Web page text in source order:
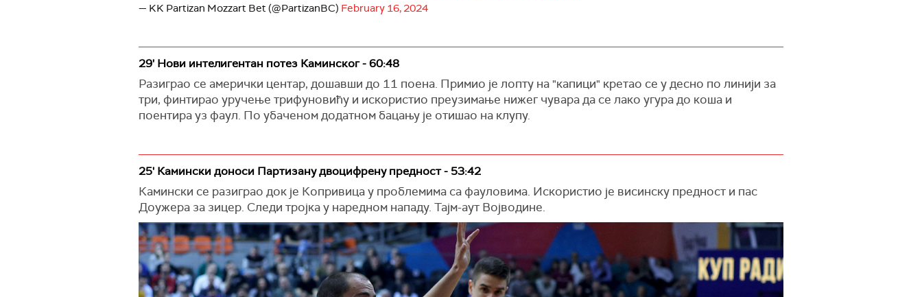
— KK Partizan Mozzart Bet (@PartizanBC) February 16, 2024
29' Нови интелигентан потез Каминског - 60:48
Разиграо се амерички центар, дошавши до 11 поена. Примио је лопту на "капици" кретао се у десно по линији за
три, финтирао уручење трифуновићу и искористио преузимање нижег чувара да се лако угура до коша и
поентира уз фаул. По убаченом додатном бацању је отишао на клупу.
25' Камински доноси Партизану двоцифрену предност - 53:42
Камински се разиграо док је Копривица у проблемима са фауловима. Искористио је висинску предност и пас
Доужера за зицер. Следи тројка у наредном нападу. Тајм-аут Војводине.